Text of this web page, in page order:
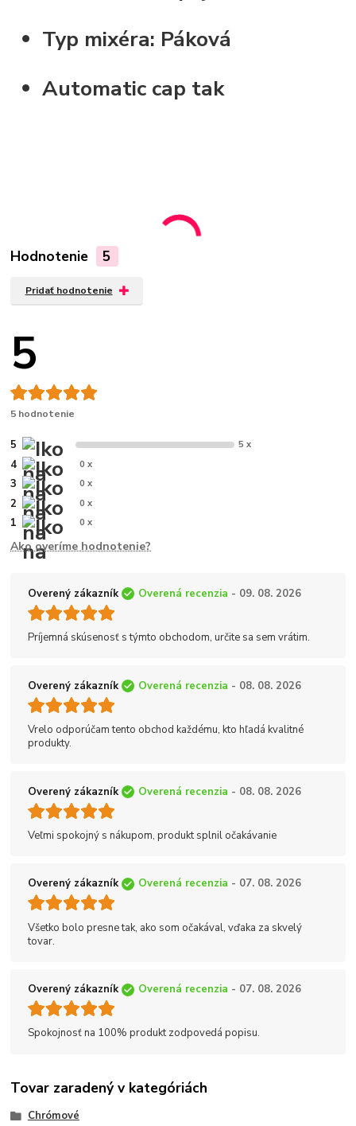
Typ mixéra: Páková
Automatic cap tak
Hodnotenie 5
Pridať hodnotenie
5
5 hodnotenie
5 5 x
4 0 x
3 0 x
2 0 x
1 0 x
Ako overíme hodnotenie?
Overený zákazník Overená recenzia - 09. 08. 2026
Príjemná skúsenosť s týmto obchodom, určite sa sem vrátim.
Overený zákazník Overená recenzia - 08. 08. 2026
Vrelo odporúčam tento obchod každému, kto hľadá kvalitné
produkty.
Overený zákazník Overená recenzia - 08. 08. 2026
Veľmi spokojný s nákupom, produkt splnil očakávanie
Overený zákazník Overená recenzia - 07. 08. 2026
Všetko bolo presne tak, ako som očakával, vďaka za skvelý
tovar.
Overený zákazník Overená recenzia - 07. 08. 2026
Spokojnosť na 100% produkt zodpovedá popisu.
Tovar zaradený v kategóriách
Chrómové